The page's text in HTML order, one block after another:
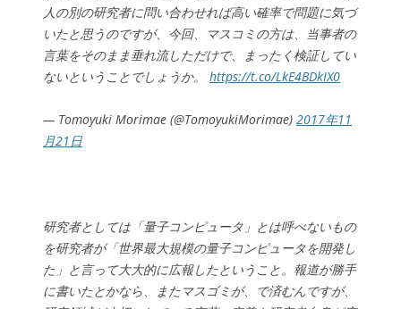
人の別の研究者に問い合わせれば高い確率で問題に気づ
いたと思うのですが、今回、マスコミの方は、当事者の
言葉をそのまま垂れ流しただけで、まったく検証してい
ないということでしょうか。 https://t.co/LkE4BDkIX0
— Tomoyuki Morimae (@TomoyukiMorimae) 2017年11
月21日
研究者としては「量子コンピュータ」とは呼べないもの
を研究者が「世界最大規模の量子コンピュータを開発し
た」と言って大大的に広報したということ。報道が勝手
に書いたとかなら、またマスゴミが、で済むんですが、